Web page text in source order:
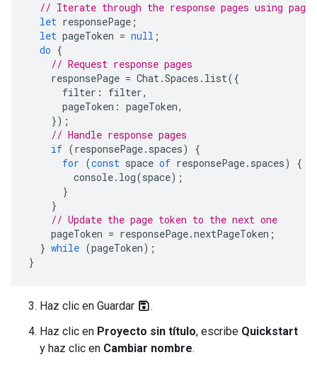
// Iterate through the response pages using page
let responsePage ;
let pageToken = null ;
do {
// Request response pages
responsePage = Chat.Spaces . list({
filter : filter,
pageToken : pageToken,
});
// Handle response pages
if (responsePage. spaces)
{
for (const space of responsePage. spaces)
{
console. log(space);
}
}
// Update the page token to the next one
pageToken = responsePage.nextPageToken ;
} while (pageToken);
}
Haz clic en Guardar
.
Haz clic en Proyecto sin título, escribe Quickstart
y haz clic en Cambiar nombre.